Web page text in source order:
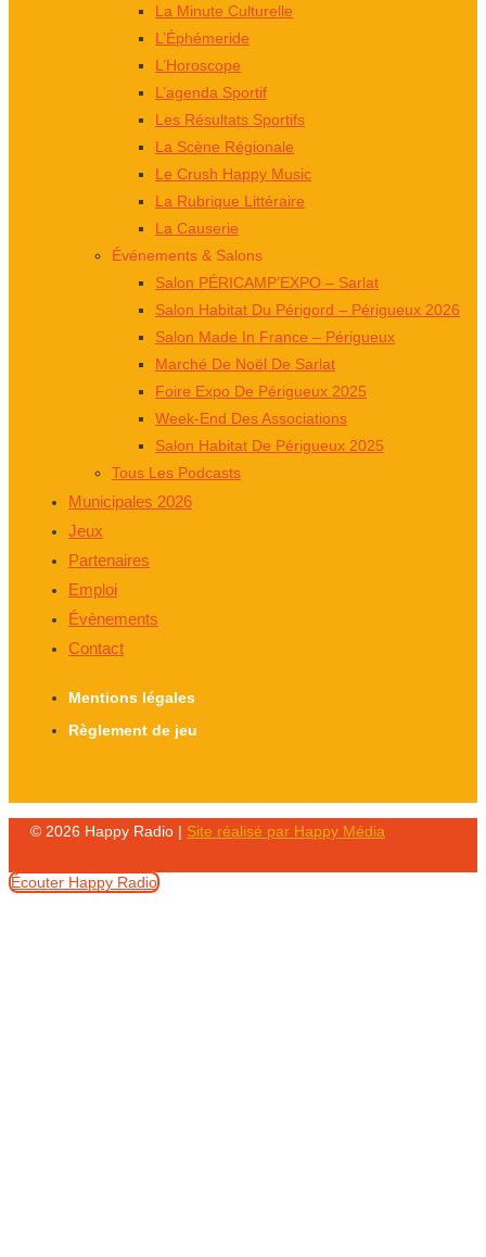
La Minute Culturelle
L’Éphémeride
L’Horoscope
L’agenda Sportif
Les Résultats Sportifs
La Scène Régionale
Le Crush Happy Music
La Rubrique Littéraire
La Causerie
Événements & Salons
Salon PÉRICAMP’EXPO – Sarlat
Salon Habitat Du Périgord – Périgueux 2026
Salon Made In France – Périgueux
Marché De Noël De Sarlat
Foire Expo De Périgueux 2025
Week-End Des Associations
Salon Habitat De Périgueux 2025
Tous Les Podcasts
Municipales 2026
Jeux
Partenaires
Emploi
Évènements
Contact
Mentions légales
Règlement de jeu
© 2026 Happy Radio | Site réalisé par Happy Média
Écouter Happy Radio